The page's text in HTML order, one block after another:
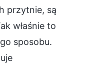
przytnie, są
właśnie to
sposobu.